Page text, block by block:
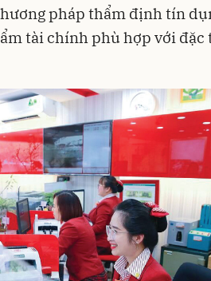
pháp thẩm định tín
tài chính phù hợp với đặc